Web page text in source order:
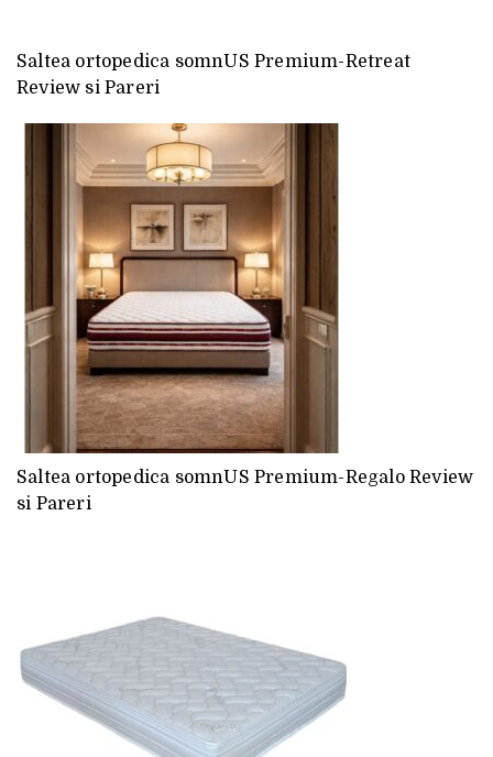
Saltea ortopedica somnUS Premium-Retreat
Review si Pareri
Saltea ortopedica somnUS Premium-Regalo Review
si Pareri